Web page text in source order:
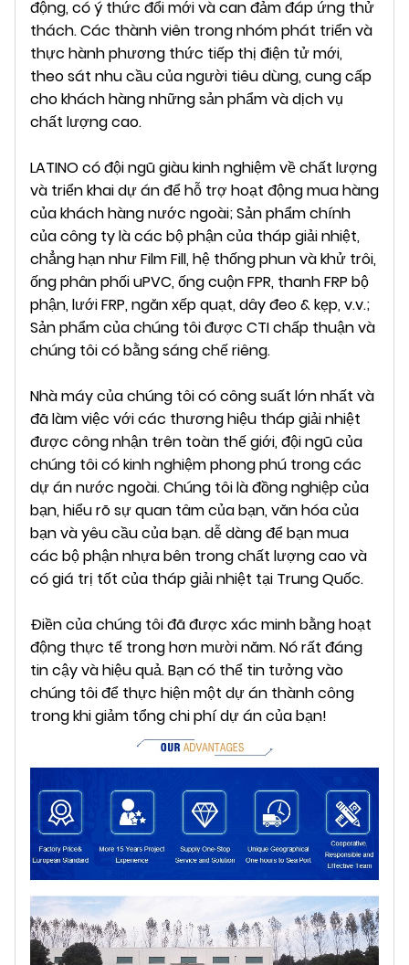
động, có ý thức đổi mới và can đảm đáp ứng thử
thách. Các thành viên trong nhóm phát triển và
thực hành phương thức tiếp thị điện tử mới,
theo sát nhu cầu của người tiêu dùng, cung cấp
cho khách hàng những sản phẩm và dịch vụ
chất lượng cao.
LATINO có đội ngũ giàu kinh nghiệm về chất lượng
và triển khai dự án để hỗ trợ hoạt động mua hàng
của khách hàng nước ngoài; Sản phẩm chính
của công ty là các bộ phận của tháp giải nhiệt,
chẳng hạn như Film Fill, hệ thống phun và khử trôi,
ống phân phối uPVC, ống cuộn FPR, thanh FRP bộ
phận, lưới FRP, ngăn xếp quạt, dây đeo & kẹp, v.v.;
Sản phẩm của chúng tôi được CTI chấp thuận và
chúng tôi có bằng sáng chế riêng.
Nhà máy của chúng tôi có công suất lớn nhất và
đã làm việc với các thương hiệu tháp giải nhiệt
được công nhận trên toàn thế giới, đội ngũ của
chúng tôi có kinh nghiệm phong phú trong các
dự án nước ngoài. Chúng tôi là đồng nghiệp của
bạn, hiểu rõ sự quan tâm của bạn, văn hóa của
bạn và yêu cầu của bạn. dễ dàng để bạn mua
các bộ phận nhựa bên trong chất lượng cao và
có giá trị tốt của tháp giải nhiệt tại Trung Quốc.
Điền của chúng tôi đã được xác minh bằng hoạt
động thực tế trong hơn mười năm. Nó rất đáng
tin cậy và hiệu quả. Bạn có thể tin tưởng vào
chúng tôi để thực hiện một dự án thành công
trong khi giảm tổng chi phí dự án của bạn!